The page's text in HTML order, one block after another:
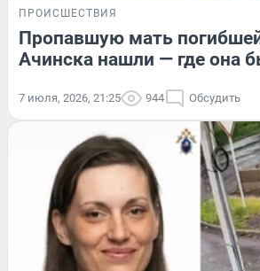
ПРОИСШЕСТВИЯ
Пропавшую мать
Ачинска нашли — где она
7 июля, 2026, 21:25 944 Обсудить